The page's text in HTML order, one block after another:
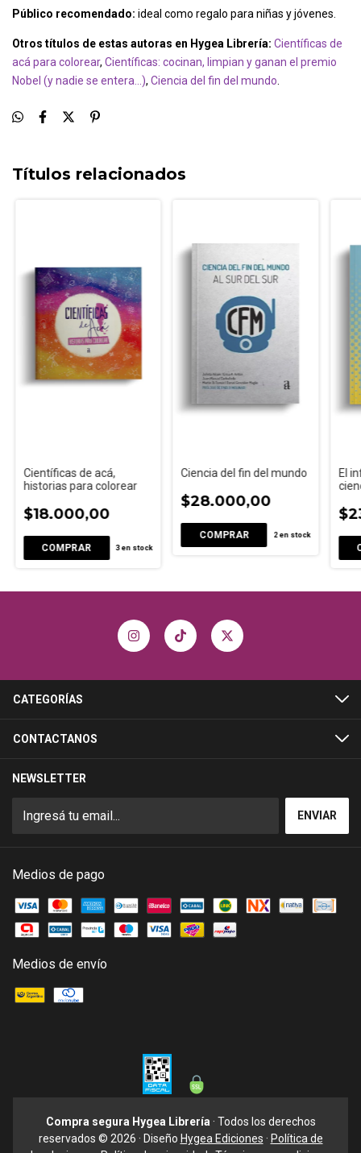
Público recomendado: ideal como regalo para niñas y jóvenes.
Otros títulos de estas autoras en Hygea Librería: Científicas de
acá para colorear, Científicas: cocinan, limpian y ganan el premio
Nobel (y nadie se entera...), Ciencia del fin del mundo
Títulos relacionados
Científicas de acá,
historias para colorear
$18.000,00
3en stock
Ciencia del fin del mundo
$28.000,00
2en stock
El
CATEGORÍAS
CONTACTANOS
NEWSLETTER
Medios de pago
Medios de envío
Compra segura Hygea Librería· Todos los derechos
reservados © 2026 · Diseño Hygea Ediciones · Política de